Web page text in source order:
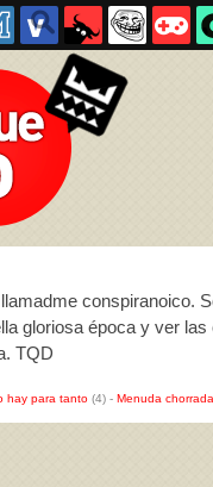
conspiranoico.
gloriosa época y ver
TQD
hay para tanto (4) - Menuda chorrada